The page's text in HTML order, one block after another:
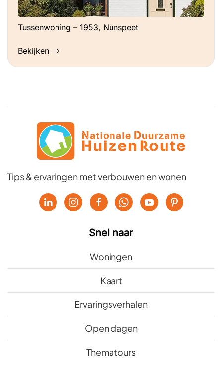
Tussenwoning – 1953, Nunspeet
Bekijken
Tips & ervaringen met verbouwen en wonen
Snel naar
Woningen
Kaart
Ervaringsverhalen
Open dagen
Thematours